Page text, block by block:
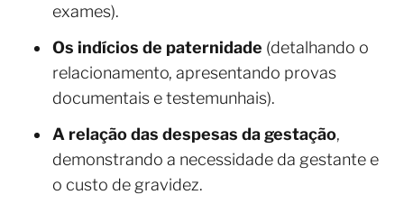
exames).
Os indícios de paternidade (detalhando o
relacionamento, apresentando provas
documentais e testemunhais).
A relação das despesas da gestação,
demonstrando a necessidade da gestante e
o custo de gravidez.